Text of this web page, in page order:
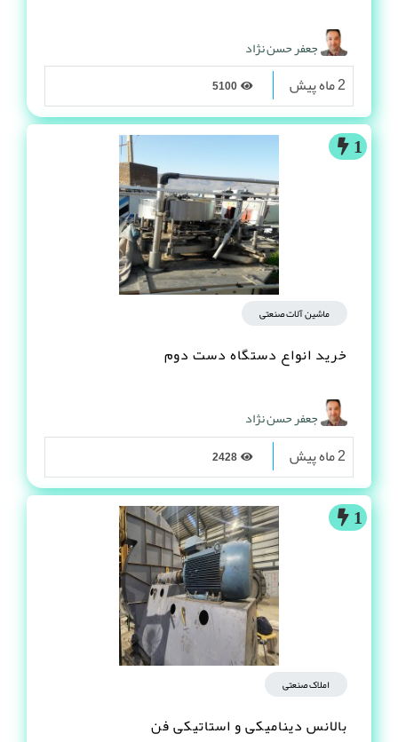
جعفر حسن نژاد
2 ماه پیش
1
ماشین آلات صنعتی
خرید انواع دستگاه دست دوم
جعفر حسن نژاد
2 ماه پیش
1
املاک صنعتی
بالانس دینامیکی و استاتیکی فن